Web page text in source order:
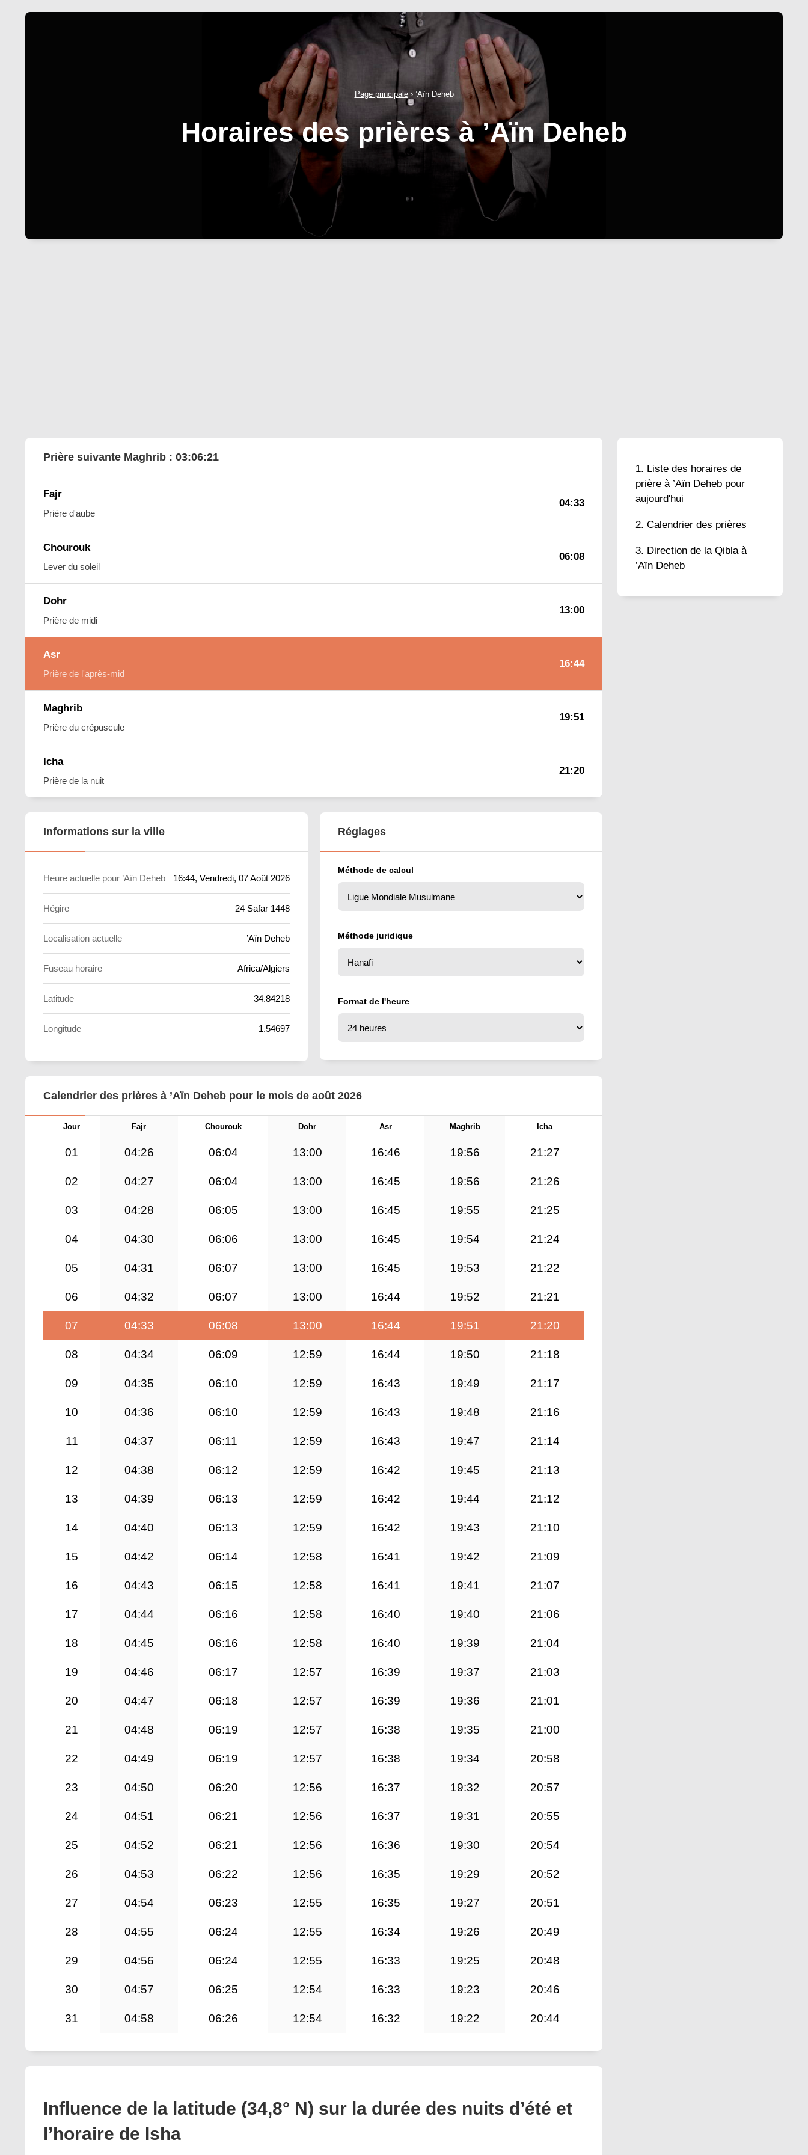
Page principale› ’Aïn Deheb
Horaires des prières à ’Aïn Deheb
Liste des horaires de
prière à ’Aïn Deheb pour
aujourd'hui
Calendrier des prières
Direction de la Qibla à
’Aïn Deheb
Prière suivante Maghrib : 03:06:20
Fajr
Prière d'aube
04:33
Chourouk
Lever du soleil
06:08
Dohr
Prière de midi
13:00
Asr
Prière de l'après-mid
16:44
Maghrib
Prière du crépuscule
19:51
Icha
Prière de la nuit
21:20
Informations sur la ville
Heure actuelle pour ’Aïn Deheb 16:44, Vendredi, 07 Août 2026
Hégire 24 Safar 1448
Localisation actuelle ’Aïn Deheb
Fuseau horaire Africa/Algiers
Latitude 34.84218
Longitude 1.54697
Réglages
Méthode de calcul
Méthode juridique
Format de l'heure
Calendrier des prières à ’Aïn Deheb pour le mois de août 2026
Jour Fajr Chourouk Dohr Asr Maghrib Icha
01 04:26 06:04 13:00 16:46 19:56 21:27
02 04:27 06:04 13:00 16:45 19:56 21:26
03 04:28 06:05 13:00 16:45 19:55 21:25
04 04:30 06:06 13:00 16:45 19:54 21:24
05 04:31 06:07 13:00 16:45 19:53 21:22
06 04:32 06:07 13:00 16:44 19:52 21:21
07 04:33 06:08 13:00 16:44 19:51 21:20
08 04:34 06:09 12:59 16:44 19:50 21:18
09 04:35 06:10 12:59 16:43 19:49 21:17
10 04:36 06:10 12:59 16:43 19:48 21:16
11 04:37 06:11 12:59 16:43 19:47 21:14
12 04:38 06:12 12:59 16:42 19:45 21:13
13 04:39 06:13 12:59 16:42 19:44 21:12
14 04:40 06:13 12:59 16:42 19:43 21:10
15 04:42 06:14 12:58 16:41 19:42 21:09
16 04:43 06:15 12:58 16:41 19:41 21:07
17 04:44 06:16 12:58 16:40 19:40 21:06
18 04:45 06:16 12:58 16:40 19:39 21:04
19 04:46 06:17 12:57 16:39 19:37 21:03
20 04:47 06:18 12:57 16:39 19:36 21:01
21 04:48 06:19 12:57 16:38 19:35 21:00
22 04:49 06:19 12:57 16:38 19:34 20:58
23 04:50 06:20 12:56 16:37 19:32 20:57
24 04:51 06:21 12:56 16:37 19:31 20:55
25 04:52 06:21 12:56 16:36 19:30 20:54
26 04:53 06:22 12:56 16:35 19:29 20:52
27 04:54 06:23 12:55 16:35 19:27 20:51
28 04:55 06:24 12:55 16:34 19:26 20:49
29 04:56 06:24 12:55 16:33 19:25 20:48
30 04:57 06:25 12:54 16:33 19:23 20:46
31 04:58 06:26 12:54 16:32 19:22 20:44
Influence de la latitude (34,8° N) sur la durée des nuits d’été et
l’horaire de Isha